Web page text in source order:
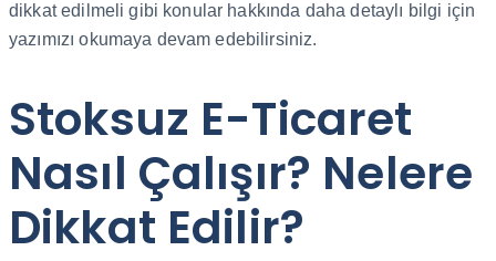
dikkat edilmeli gibi konular hakkında daha detaylı bilgi için
yazımızı okumaya devam edebilirsiniz.
Stoksuz E-Ticaret
Nasıl Çalışır? Nelere
Dikkat Edilir?